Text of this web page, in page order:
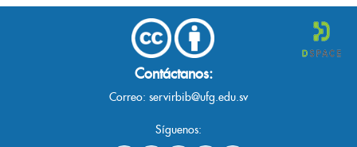
Contáctanos:
Correo: servirbib@ufg.edu.sv
Síguenos: